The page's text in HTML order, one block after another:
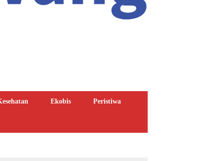
Ekobis Peristiwa